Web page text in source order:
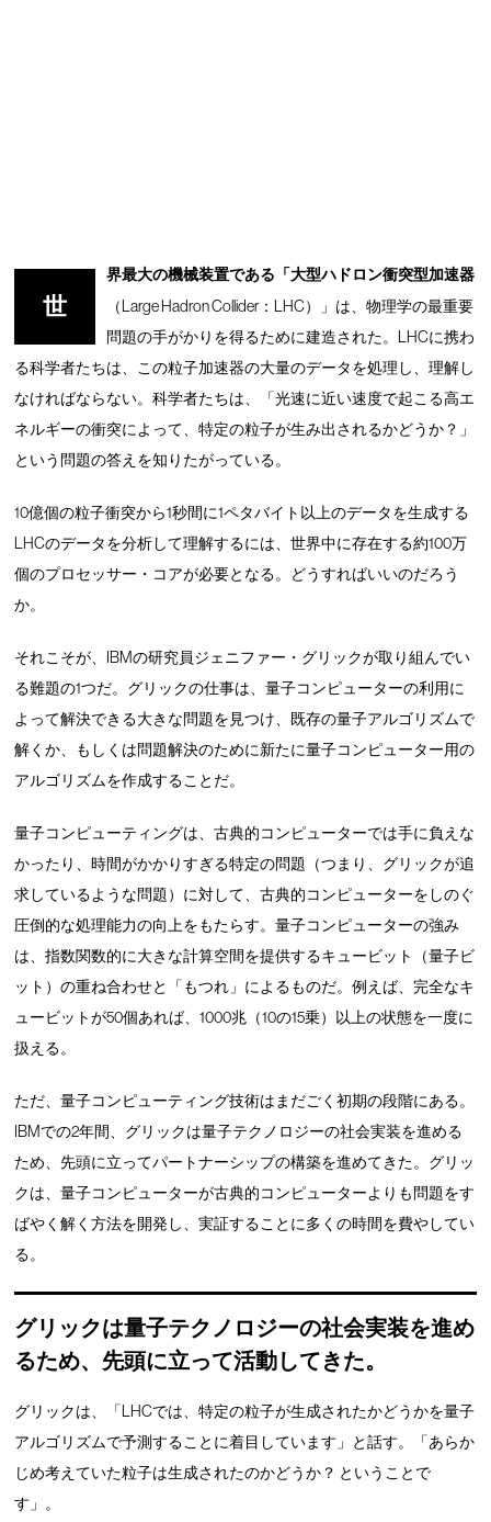
世
界最大の機械装置である「大型ハドロン衝突型加速器
（Large Hadron Collider：LHC）」は、物理学の最重要
問題の手がかりを得るために建造された。LHCに携わ
る科学者たちは、この粒子加速器の大量のデータを処理し、理解し
なければならない。科学者たちは、「光速に近い速度で起こる高エ
ネルギーの衝突によって、特定の粒子が生み出されるかどうか？」
という問題の答えを知りたがっている。
10億個の粒子衝突から1秒間に1ペタバイト以上のデータを生成する
LHCのデータを分析して理解するには、世界中に存在する約100万
個のプロセッサー・コアが必要となる。どうすればいいのだろう
か。
それこそが、IBMの研究員ジェニファー・グリックが取り組んでい
る難題の1つだ。グリックの仕事は、量子コンピューターの利用に
よって解決できる大きな問題を見つけ、既存の量子アルゴリズムで
解くか、もしくは問題解決のために新たに量子コンピューター用の
アルゴリズムを作成することだ。
量子コンピューティングは、古典的コンピューターでは手に負えな
かったり、時間がかかりすぎる特定の問題（つまり、グリックが追
求しているような問題）に対して、古典的コンピューターをしのぐ
圧倒的な処理能力の向上をもたらす。量子コンピューターの強み
は、指数関数的に大きな計算空間を提供するキュービット（量子ビ
ット）の重ね合わせと「もつれ」によるものだ。例えば、完全なキ
ュービットが50個あれば、1000兆（10の15乗）以上の状態を一度に
扱える。
ただ、量子コンピューティング技術はまだごく初期の段階にある。
IBMでの2年間、グリックは量子テクノロジーの社会実装を進める
ため、先頭に立ってパートナーシップの構築を進めてきた。グリッ
クは、量子コンピューターが古典的コンピューターよりも問題をす
ばやく解く方法を開発し、実証することに多くの時間を費やしてい
る。
グリックは量子テクノロジーの社会実装を進め
るため、先頭に立って活動してきた。
グリックは、「LHCでは、特定の粒子が生成されたかどうかを量子
アルゴリズムで予測することに着目しています」と話す。「あらか
じめ考えていた粒子は生成されたのかどうか？ ということで
す」。